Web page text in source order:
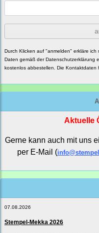
Durch Klicken auf "anmelden" erkläre ich
Daten gemäß der Datenschutzerklärung
kostenlos abbestellen. Die Kontaktdaten
Aktuelle
Gerne kann auch mit uns
per E-Mail (
07.08.2026
Stempel-Mekka 2026